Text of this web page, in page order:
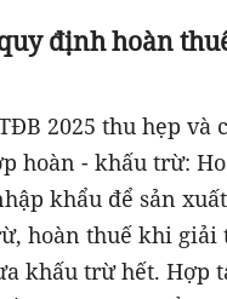
định hoàn
2025 thu hẹp và
hoàn - khấu trừ:
khẩu để sản
hoàn thuế khi giải
khấu trừ hết. Hợp